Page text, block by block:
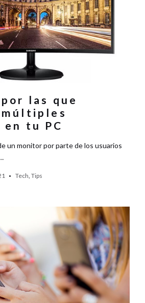
las que
tu PC
un monitor por parte de los usuarios
Tech, Tips